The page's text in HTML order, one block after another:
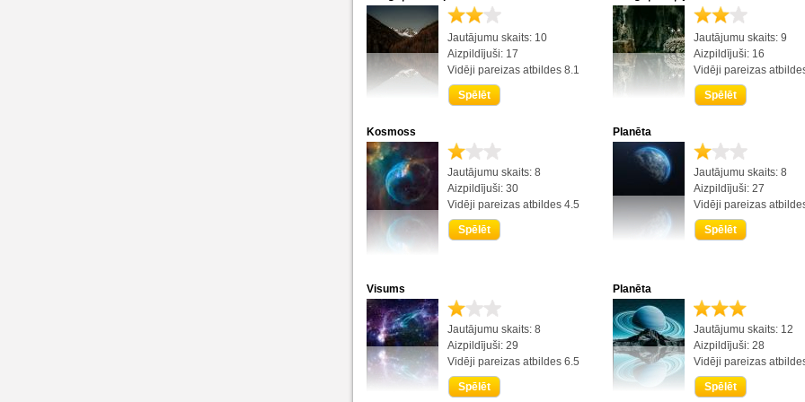
Jautājumu skaits: 10
Aizpildījuši: 17
Vidēji pareizas atbildes 8.1
Spēlēt
Jautājumu skaits: 9
Aizpildījuši: 16
Vidēji pareizas
Spēlēt
Kosmoss
Jautājumu skaits: 8
Aizpildījuši: 30
Vidēji pareizas atbildes 4.5
Spēlēt
Planēta
Jautājumu skaits: 8
Aizpildījuši: 27
Vidēji pareizas
Spēlēt
Visums
Jautājumu skaits: 8
Aizpildījuši: 29
Vidēji pareizas atbildes 6.5
Spēlēt
Planēta
Jautājumu skaits: 12
Aizpildījuši: 28
Vidēji pareizas
Spēlēt